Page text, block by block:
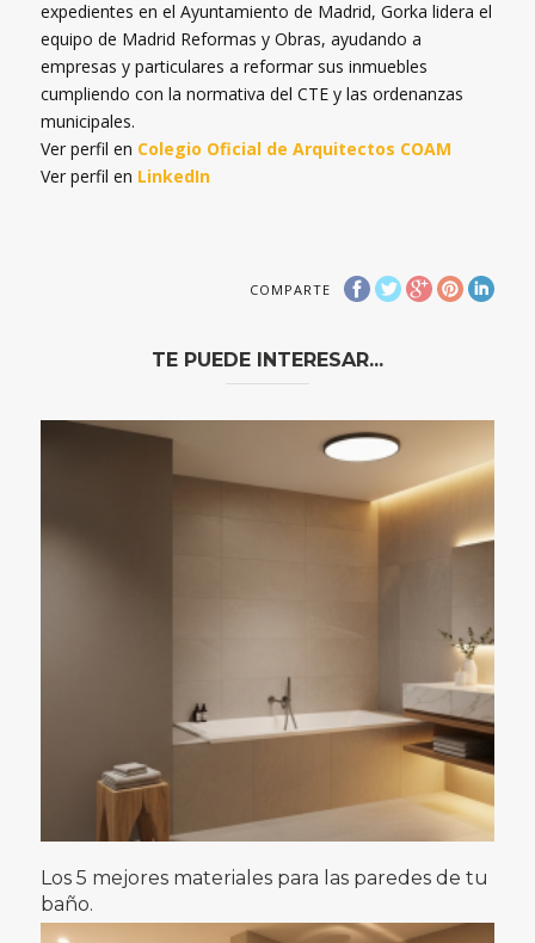
expedientes en el Ayuntamiento de Madrid, Gorka lidera el
equipo de Madrid Reformas y Obras, ayudando a
empresas y particulares a reformar sus inmuebles
cumpliendo con la normativa del CTE y las ordenanzas
municipales.
Ver perfil en Colegio Oficial de Arquitectos COAM
Ver perfil en LinkedIn
COMPARTE
TE PUEDE INTERESAR...
Los 5 mejores materiales para las paredes de tu
baño.